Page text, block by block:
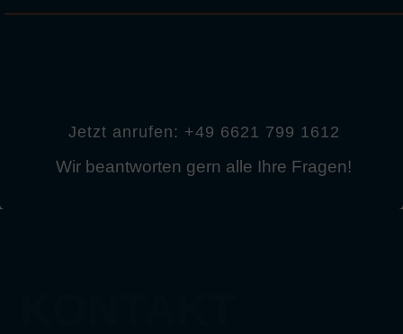
Jetzt anrufen: +49 6621 799 1612
Wir beantworten gern alle Ihre Fragen!